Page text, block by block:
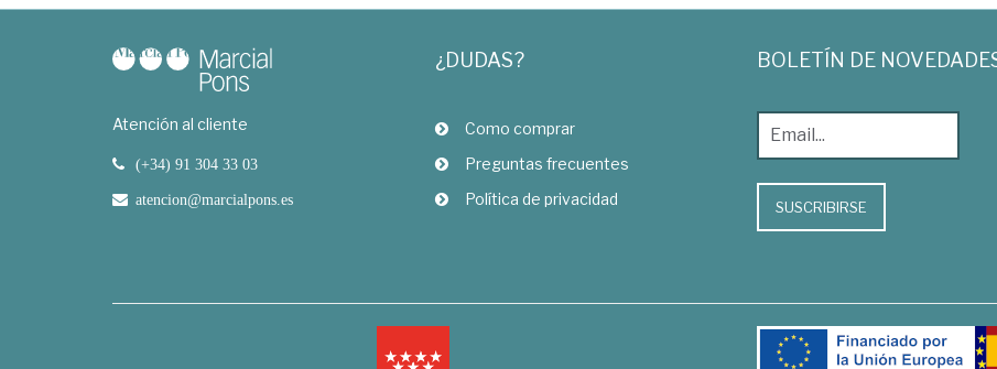
Atención al cliente
(+34) 91 304 33 03
atencion@marcialpons.es
¿DUDAS?
Como comprar
Preguntas frecuentes
Política de privacidad
BOLETÍN DE
SUSCRIBIRSE